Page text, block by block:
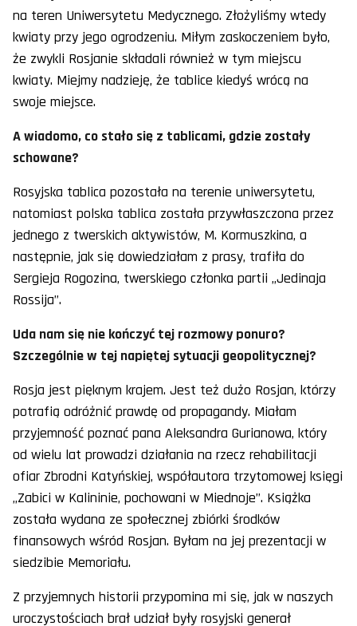
na teren Uniwersytetu Medycznego. Złożyliśmy wtedy
kwiaty przy jego ogrodzeniu. Miłym zaskoczeniem było,
że zwykli Rosjanie składali również w tym miejscu
kwiaty. Miejmy nadzieję, że tablice kiedyś wrócą na
swoje miejsce.
A wiadomo, co stało się z tablicami, gdzie zostały
schowane?
Rosyjska tablica pozostała na terenie uniwersytetu,
natomiast polska tablica została przywłaszczona przez
jednego z twerskich aktywistów, M. Kormuszkina, a
następnie, jak się dowiedziałam z prasy, trafiła do
Sergieja Rogozina, twerskiego członka partii „Jedinaja
Rossija”.
Uda nam się nie kończyć tej rozmowy ponuro?
Szczególnie w tej napiętej sytuacji geopolitycznej?
Rosja jest pięknym krajem. Jest też dużo Rosjan, którzy
potrafią odróżnić prawdę od propagandy. Miałam
przyjemność poznać pana Aleksandra Gurianowa, który
od wielu lat prowadzi działania na rzecz rehabilitacji
ofiar Zbrodni Katyńskiej, współautora trzytomowej księgi
„Zabici w Kalininie, pochowani w Miednoje”. Książka
została wydana ze społecznej zbiórki środków
finansowych wśród Rosjan. Byłam na jej prezentacji w
siedzibie Memoriału.
Z przyjemnych historii przypomina mi się, jak w naszych
uroczystościach brał udział były rosyjski generał